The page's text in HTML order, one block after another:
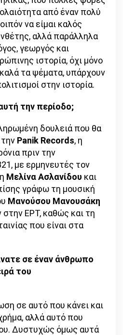
από έναν πολύ
να είμαι καλός
αλλά παράλληλα
γεωργός και
ιστορία, όχι μόνο
τα ψέματα, υπάρχουν
στην ιστορία.
την περίοδο;
δουλειά που θα
Panik Records, η
πριν την
με ερμηνευτές τον
Μελίνα Ασλανίδου και
γράφω τη μουσική
Μανούσου Μανουσάκη
ΕΡΤ, καθώς και τη
που είναι στα
σε έναν άνθρωπο
του
σε αυτό που κάνει και
αλλά αυτό που
Δυστυχώς όμως αυτά